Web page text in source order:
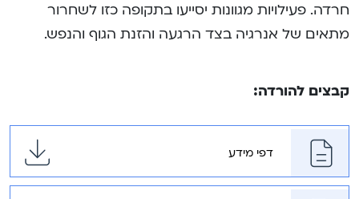
חרדה. פעילויות מגוונות יסייעו בתקופה כזו לשחרור
מתאים של אנרגיה בצד הרגעה והזנת הגוף והנפש.
קבצים להורדה:
דפי מידע